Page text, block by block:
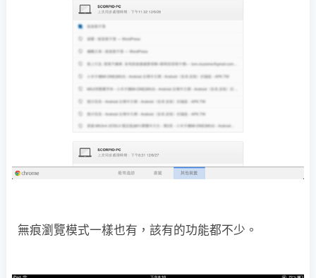
無痕瀏覽模式一樣也有，該有的功能都不少。